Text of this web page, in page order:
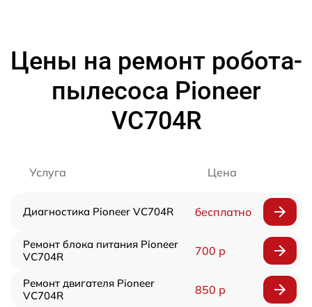
Цены на ремонт робота-
пылесоса Pioneer
VC704R
Услуга Цена
Диагностика Pioneer VC704R бесплатно
Ремонт блока питания Pioneer
VC704R
700 р
Ремонт двигателя Pioneer
VC704R
850 р